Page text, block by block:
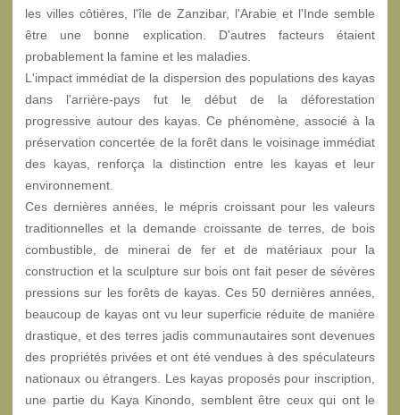
les villes côtières, l'île de Zanzibar, l'Arabie et l'Inde semble
être une bonne explication. D'autres facteurs étaient
probablement la famine et les maladies.
L'impact immédiat de la dispersion des populations des kayas
dans l'arrière-pays fut le début de la déforestation
progressive autour des kayas. Ce phénomène, associé à la
préservation concertée de la forêt dans le voisinage immédiat
des kayas, renforça la distinction entre les kayas et leur
environnement.
Ces dernières années, le mépris croissant pour les valeurs
traditionnelles et la demande croissante de terres, de bois
combustible, de minerai de fer et de matériaux pour la
construction et la sculpture sur bois ont fait peser de sévères
pressions sur les forêts de kayas. Ces 50 dernières années,
beaucoup de kayas ont vu leur superficie réduite de manière
drastique, et des terres jadis communautaires sont devenues
des propriétés privées et ont été vendues à des spéculateurs
nationaux ou étrangers. Les kayas proposés pour inscription,
une partie du Kaya Kinondo, semblent être ceux qui ont le